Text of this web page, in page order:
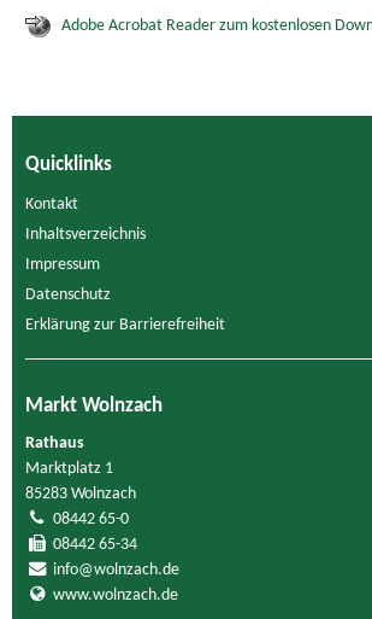
Adobe Acrobat Reader zum kostenlosen
Quicklinks
Kontakt
Inhaltsverzeichnis
Impressum
Datenschutz
Erklärung zur Barrierefreiheit
Markt Wolnzach
Rathaus
Marktplatz 1
85283 Wolnzach
08442 65-0
08442 65-34
info@wolnzach.de
www.wolnzach.de